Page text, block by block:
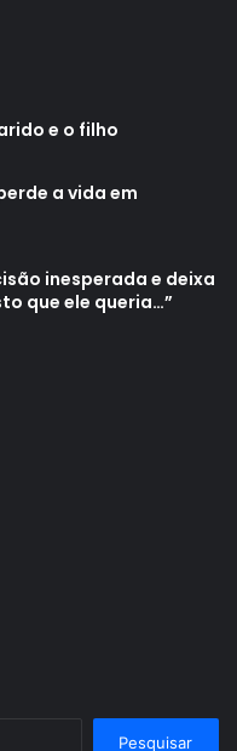
e o filho
a vida em
inesperada e deixa
que ele queria…”